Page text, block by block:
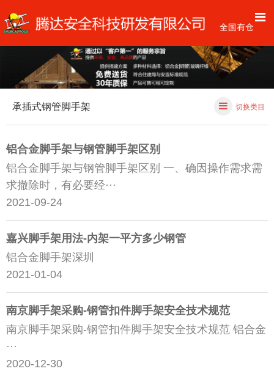
承插式钢管脚手架 切换类目
铝合金脚手架与钢管脚手架区别
铝合金脚手架与钢管脚手架区别 一、确因操作需求需
求撤除时，有必要经···
2021-09-24
嘉兴脚手架用法-内架一平方多少钢管
铝合金脚手架深圳
2021-01-04
南京脚手架采购-钢管扣件脚手架安全技术规范
南京脚手架采购-钢管扣件脚手架安全技术规范 铝合金
···
2020-12-30